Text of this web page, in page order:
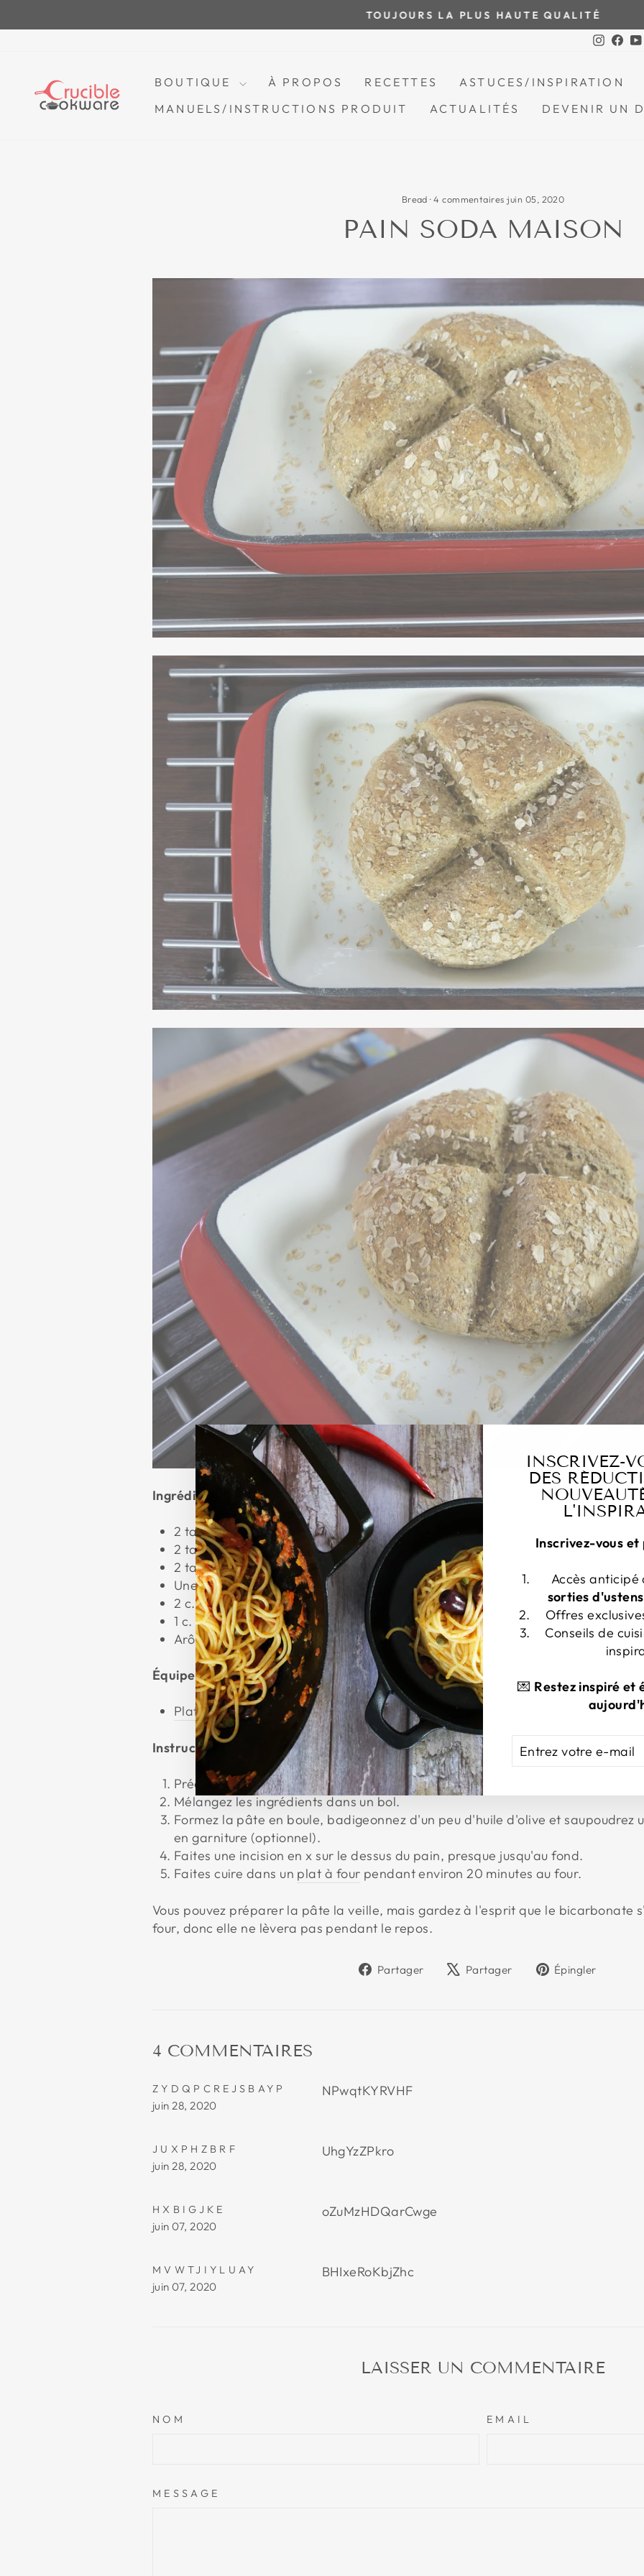
au
Mettre
en
pause
TOUJOURS LA PLUS HAUTE QUALITÉ
BOUTIQUE À PROPOS RECETTES
ASTUCES/INSPIRATION
MANUELS/INSTRUCTIONS PRODUIT
ACTUALITÉS DEVENIR UN
Bread ·4 commentaires·juin 05, 2020
PAIN SODA MAISON
Ingrédients
2 tasses de farine
2 tasses de farine de maïs complète
2 tasses de lait
Une pincée de sel
2 c. à café de bicarbonate
1 c. à café de miel
Arôme de votre choix (optionnel)
Équipement
Plat à four en fonte émaillée
Instructions
Préchauffez le four à 200°C/392°F.
Mélangez les ingrédients dans un bol.
Formez la pâte en boule, badigeonnez d'un peu d'huile d'olive et saupoudrez
en garniture (optionnel).
Faites une incision en x sur le dessus du pain, presque jusqu'au fond.
Faites cuire dans un plat à four pendant environ 20 minutes au four.
Vous pouvez préparer la pâte la veille, mais gardez à l'esprit que le bicarbonate
four, donc elle ne lèvera pas pendant le repos.
Partager
PartagerPartager
TweeterÉpingler
4 COMMENTAIRES
ZYDQPCREJSBAYP
juin 28, 2020
NPwqtKYRVHF
JUXPHZBRF
juin 28, 2020
UhgYzZPkro
HXBIGJKE
juin 07, 2020
oZuMzHDQarCwge
MVWTJIYLUAY
juin 07, 2020
BHIxeRoKbjZhc
LAISSER UN COMMENTAIRE
NOM EMAIL
MESSAGE
INSCRIVEZ-
DES
Inscrivez-vous
Accès anticipé
sorties
Offres
Conseils de
💌 Restez inspiré et
VOTRE
E-